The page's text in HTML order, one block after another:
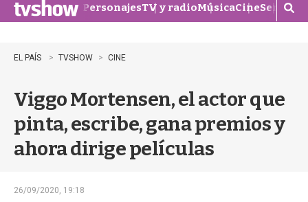
n
u
PersonajesTV y radioMúsicaCineSeries
M
o
EL PAÍS TVSHOW CINE
Viggo Mortensen, el actor que
pinta, escribe, gana premios y
ahora dirige películas
26/09/2020, 19:18